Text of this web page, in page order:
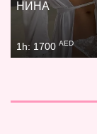
НИНА
1h: 1700 AED